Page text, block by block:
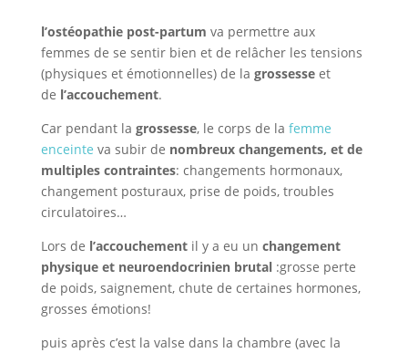
l’ostéopathie post-partum va permettre aux
femmes de se sentir bien et de relâcher les tensions
(physiques et émotionnelles) de la grossesse et
de l’accouchement.
Car pendant la grossesse, le corps de la femme
enceinte va subir de nombreux changements, et de
multiples contraintes: changements hormonaux,
changement posturaux, prise de poids, troubles
circulatoires…
Lors de l’accouchement il y a eu un changement
physique et neuroendocrinien brutal:grosse perte
de poids, saignement, chute de certaines hormones,
grosses émotions!
puis après c’est la valse dans la chambre (avec la